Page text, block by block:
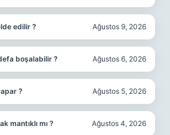
edilir ? Ağustos 9, 2026
boşalabilir ? Ağustos 6, 2026
? Ağustos 5, 2026
mantıklı mı ? Ağustos 4, 2026